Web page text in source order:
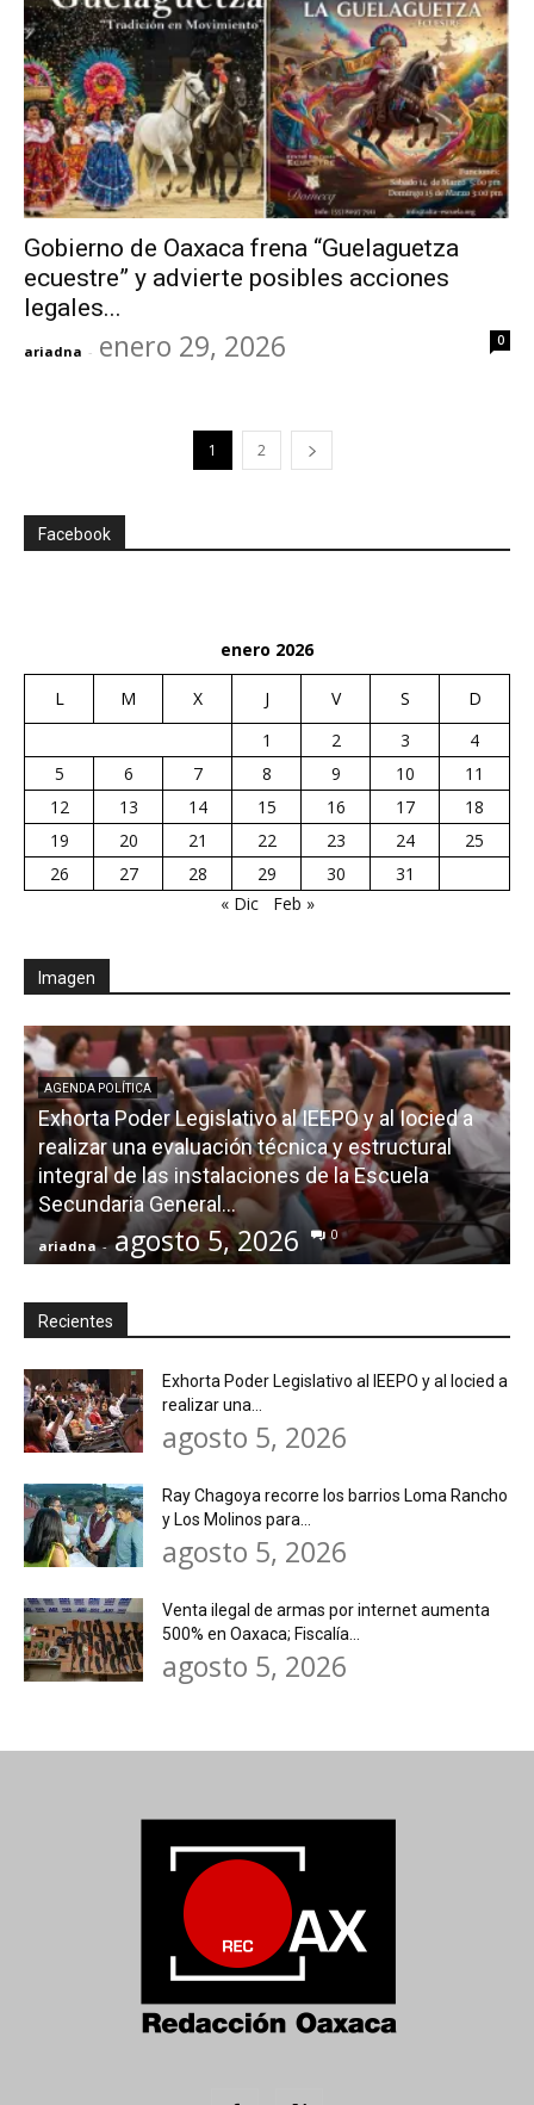
Gobierno de Oaxaca frena “Guelaguetza
ecuestre” y advierte posibles acciones
legales...
ariadna - enero 29, 2026 0
1 2
Facebook
enero 2026
L M X J V S
D
1
2 3
4
5
6 7 8 9 10
11
12
13 14 15 16 17
18
19
20 21 22 23 24
25
26
27 28 29 30
31
« Dic
Feb »
Imagen
AGENDA POLÍTICA
Exhorta Poder Legislativo al IEEPO y al Iocied a
realizar una evaluación técnica y estructural
integral de las instalaciones de la Escuela
Secundaria General...
ariadna - agosto 5, 2026 0
Recientes
Exhorta Poder Legislativo al IEEPO y al Iocied a
realizar una...
agosto 5, 2026
Ray Chagoya recorre los barrios Loma Rancho
y Los Molinos para...
agosto 5, 2026
Venta ilegal de armas por internet aumenta
500% en Oaxaca; Fiscalía...
agosto 5, 2026